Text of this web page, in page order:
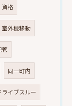
資格
室外機移動
管
同一町内
ライブスルー